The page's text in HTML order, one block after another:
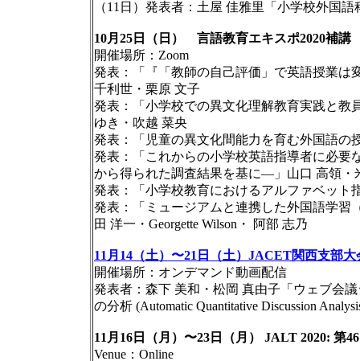
（11日）発表者：土屋 佳雅里「小学校外国
10月25日（日） 言語教育エキスポ2020補講
開催場所：Zoom
発表：「『「教師の自己評価」で英語授業は
千利世・栗原 文子
発表：「小学校での異文化理解教育実践と
ゆき・吹越 菜央
発表：「児童の異文化間能力を育む外国語の
発表：「これからの小学校英語指導者に必
から得られた調査結果を基に―」山口 高領・
発表：「小学校教育におけるアルファベット
発表：「ミュージアムと連携した外国語学習
田 洋一・Georgette Wilson・ 阿部 志乃
11月14（土）〜21日（土）JACET関西支部大
開催場所：オンデマンド動画配信
発表者：森下 美和・松岡 真由子「ウェブ会
の分析 (Automatic Quantitative Discussion
11月16日（月）〜23日（月） JALT 2020: 第
Venue：Online